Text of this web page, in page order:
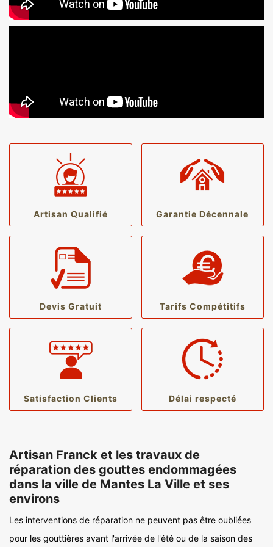
Artisan Qualifié Garantie Décennale
Devis Gratuit Tarifs Compétitifs
Satisfaction Clients Délai respecté
Artisan Franck et les travaux de
réparation des gouttes endommagées
dans la ville de Mantes La Ville et ses
environs
Les interventions de réparation ne peuvent pas être oubliées
pour les gouttières avant l'arrivée de l'été ou de la saison des